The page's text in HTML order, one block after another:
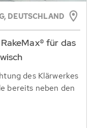
DEUTSCHLAND
für das
des Klärwerkes
bereits neben den